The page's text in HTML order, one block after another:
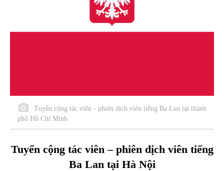
Tuyển cộng tác viên - phiên dịch viên tiếng Ba Lan tại thành
phố Hồ Chí Minh
Tuyển cộng tác viên – phiên dịch viên tiếng
Ba Lan tại Hà Nội